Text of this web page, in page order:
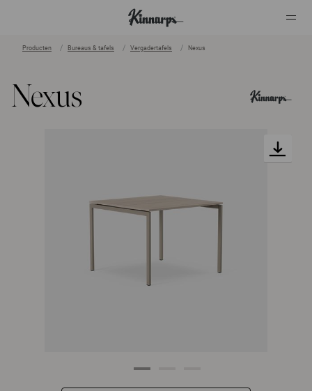
Producten Bureaus & tafels Vergadertafels Nexus
Nexus